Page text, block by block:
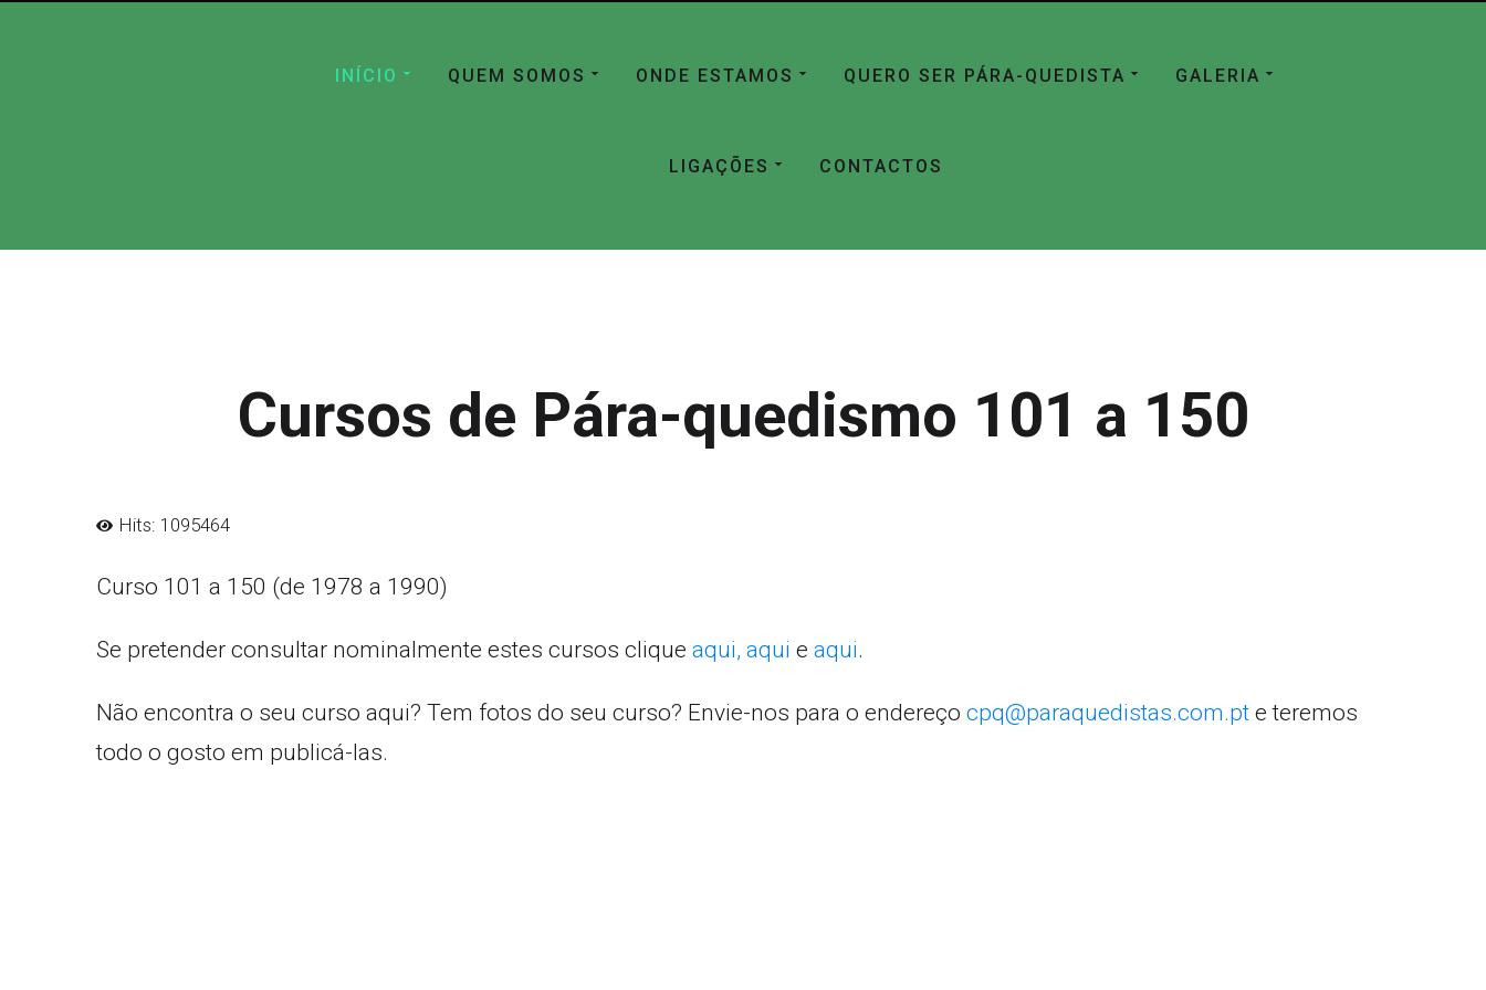
INÍCIO QUEM SOMOS ONDE ESTAMOS QUERO SER PÁRA-QUEDISTA GALERIA
LIGAÇÕES CONTACTOS
Cursos de Pára-quedismo 101 a 150
Hits: 1095464
Curso 101 a 150 (de 1978 a 1990)
Se pretender consultar nominalmente estes cursos clique aqui, aqui e aqui.
Não encontra o seu curso aqui? Tem fotos do seu curso? Envie-nos para o endereço cpq@paraquedistas.com.pt e teremos
todo o gosto em publicá-las.